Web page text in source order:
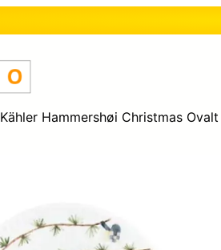
Kähler Hammershøi Christmas